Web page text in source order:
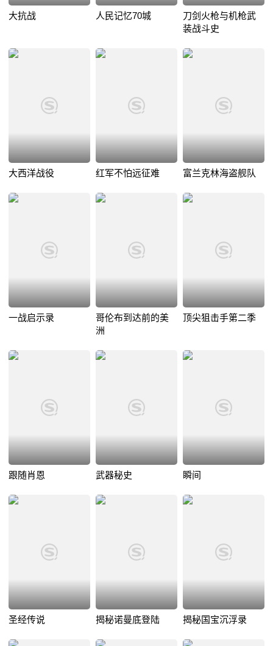
大抗战 人民记忆70城
刀剑火枪与机枪武
装战斗史
大西洋战役 红军不怕远征难 富兰克林海盗舰队
一战启示录
哥伦布到达前的美
洲
顶尖狙击手第二季
跟随肖恩 武器秘史 瞬间
圣经传说 揭秘诺曼底登陆 揭秘国宝沉浮录